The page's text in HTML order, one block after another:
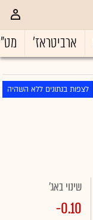
ארביטראז'
לצפות בנתונים ללא השהיה
שינוי באג'
-0.10